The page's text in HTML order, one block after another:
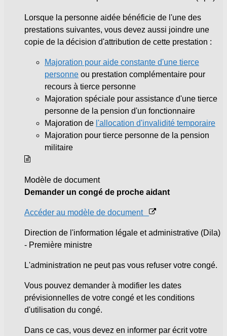
Lorsque la personne aidée bénéficie de l'une des
prestations suivantes, vous devez aussi joindre une
copie de la décision d'attribution de cette prestation :
Majoration pour aide constante d'une tierce
personne ou prestation complémentaire pour
recours à tierce personne
Majoration spéciale pour assistance d'une tierce
personne de la pension d'un fonctionnaire
Majoration de l'allocation d'invalidité temporaire
Majoration pour tierce personne de la pension
militaire
Modèle de document
Demander un congé de proche aidant
Accéder au modèle de document
Direction de l'information légale et administrative (Dila)
- Première ministre
L'administration ne peut pas vous refuser votre congé.
Vous pouvez demander à modifier les dates
prévisionnelles de votre congé et les conditions
d'utilisation du congé.
Dans ce cas, vous devez en informer par écrit votre